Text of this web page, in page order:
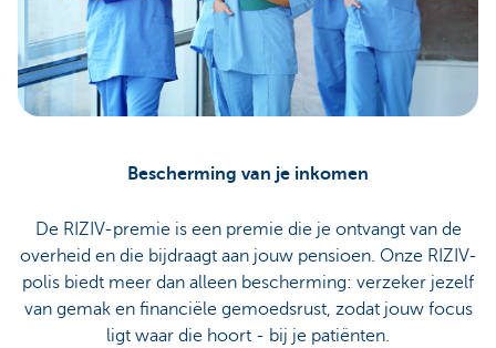
Bescherming van je inkomen
De RIZIV-premie is een premie die je ontvangt van de
overheid en die bijdraagt aan jouw pensioen. Onze RIZIV-
polis biedt meer dan alleen bescherming: verzeker jezelf
van gemak en financiële gemoedsrust, zodat jouw focus
ligt waar die hoort - bij je patiënten.